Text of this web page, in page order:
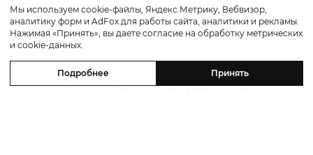
Культура
«Прайм-тайм»: трейлер драмы
о скандальном американском
Мы используем cookie-файлы, Яндекс.Метрику, Вебвизор,
аналитику форм и AdFox для работы сайта, аналитики и рекламы.
Нажимая «Принять», вы даете согласие на обработку метрических
и cookie-данных.
Подробнее Принять